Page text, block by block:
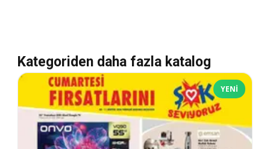
Kategoriden daha fazla katalog
YENI